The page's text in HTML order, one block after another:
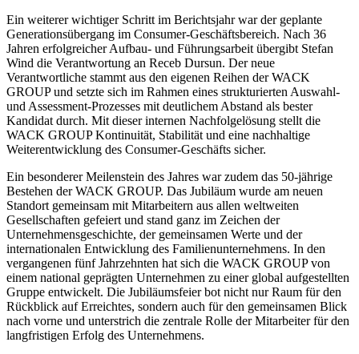
Ein weiterer wichtiger Schritt im Berichtsjahr war der geplante
Generationsübergang im Consumer-Geschäftsbereich. Nach 36
Jahren erfolgreicher Aufbau- und Führungsarbeit übergibt Stefan
Wind die Verantwortung an Receb Dursun. Der neue
Verantwortliche stammt aus den eigenen Reihen der WACK
GROUP und setzte sich im Rahmen eines strukturierten Auswahl-
und Assessment-Prozesses mit deutlichem Abstand als bester
Kandidat durch. Mit dieser internen Nachfolgelösung stellt die
WACK GROUP Kontinuität, Stabilität und eine nachhaltige
Weiterentwicklung des Consumer-Geschäfts sicher.
Ein besonderer Meilenstein des Jahres war zudem das 50-jährige
Bestehen der WACK GROUP. Das Jubiläum wurde am neuen
Standort gemeinsam mit Mitarbeitern aus allen weltweiten
Gesellschaften gefeiert und stand ganz im Zeichen der
Unternehmensgeschichte, der gemeinsamen Werte und der
internationalen Entwicklung des Familienunternehmens. In den
vergangenen fünf Jahrzehnten hat sich die WACK GROUP von
einem national geprägten Unternehmen zu einer global aufgestellten
Gruppe entwickelt. Die Jubiläumsfeier bot nicht nur Raum für den
Rückblick auf Erreichtes, sondern auch für den gemeinsamen Blick
nach vorne und unterstrich die zentrale Rolle der Mitarbeiter für den
langfristigen Erfolg des Unternehmens.